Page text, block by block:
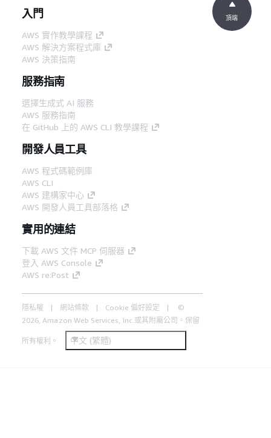
入門
AWS 實作教學課程
AWS 解決方案程式庫
AWS 決策指南
服務指南
選擇生成式 AI 服務
AWS 服務指南
在 GitHub 上的 AWS CLI 教學課程
開發人員工具
AWS 程式碼範例庫
AWS CLI
AWS 建構家中心
AWS 開發人員工具部落格
實用的連結
下載 AWS 文件 MCP 伺服器
登入 AWS Console
AWS re:Post
隱私權 網站條款 Cookie 偏好設定
©
2026, Amazon Web Services, Inc.或其附屬公司。保留
所有權利。 中文 (繁體)
頂端